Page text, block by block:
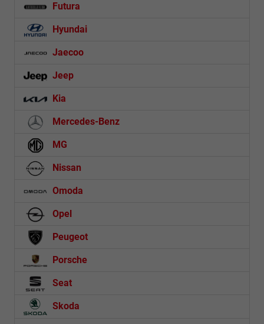
Futura
Hyundai
Jaecoo
Jeep
Kia
Mercedes-Benz
MG
Nissan
Omoda
Opel
Peugeot
Porsche
Seat
Skoda